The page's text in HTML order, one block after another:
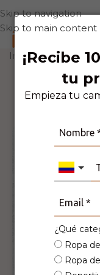
¡Recibe
tu
Empieza tu
¿Qué
Ropa
Ropa
Skip to navigation
Skip to main content
0
Inicio Hombre
Personas
mismo!